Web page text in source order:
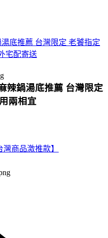
底推薦 台灣限定 老饕指定
宅配寄送
辣鍋湯底推薦 台灣限定
兩相宜
灣商品激推款】